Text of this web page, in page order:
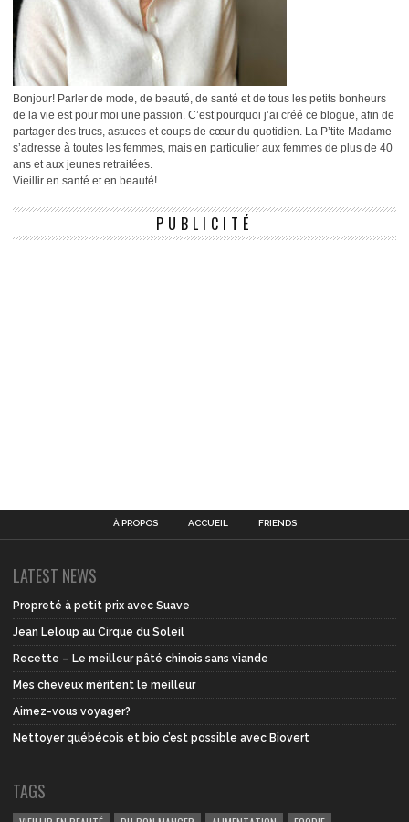
Bonjour! Parler de mode, de beauté, de santé et de tous les petits bonheurs
de la vie est pour moi une passion. C’est pourquoi j’ai créé ce blogue, afin de
partager des trucs, astuces et coups de cœur du quotidien. La P’tite Madame
s’adresse à toutes les femmes, mais en particulier aux femmes de plus de 40
ans et aux jeunes retraitées.
Vieillir en santé et en beauté!
PUBLICITÉ
À PROPOS ACCUEIL FRIENDS
LATEST NEWS
Propreté à petit prix avec Suave
Jean Leloup au Cirque du Soleil
Recette – Le meilleur pâté chinois sans viande
Mes cheveux méritent le meilleur
Aimez-vous voyager?
Nettoyer québécois et bio c’est possible avec Biovert
TAGS